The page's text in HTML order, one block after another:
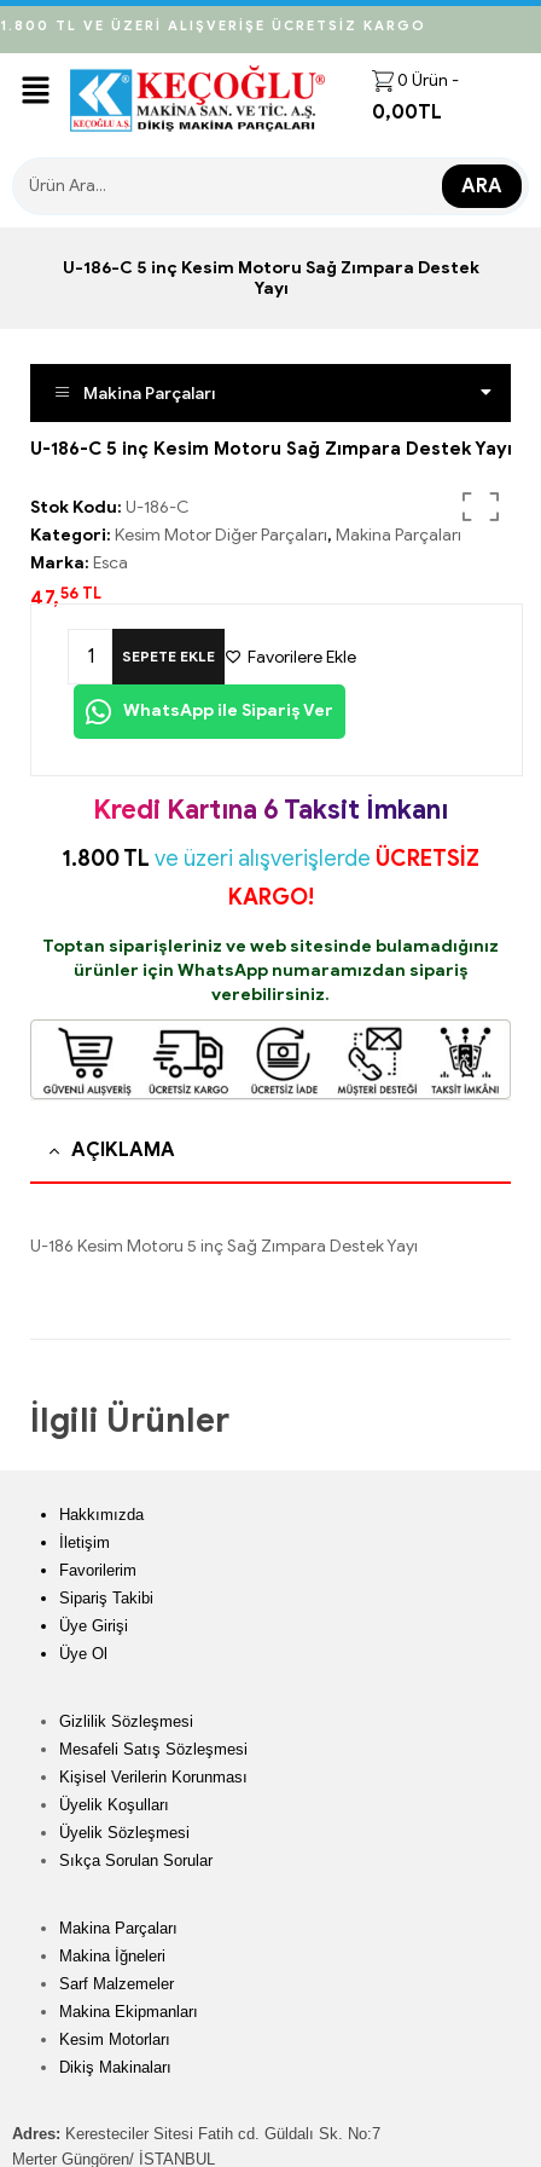
1.800 TL VE ÜZERİ ALIŞVERİŞE ÜCRETSİZ KARGO
0 Ürün -
0,00TL
ARA
U-186-C 5 inç Kesim Motoru Sağ Zımpara Destek
Yayı
Makina Parçaları
U-186-C 5 inç Kesim Motoru Sağ Zımpara Destek Yayı
Stok Kodu: U-186-C
Kategori: Kesim Motor Diğer Parçaları, Makina Parçaları
Marka: Esca
47,56 TL
SEPETE EKLE Favorilere Ekle
WhatsApp ile Sipariş Ver
Kredi Kartına 6 Taksit İmkanı
1.800 TL ve üzeri alışverişlerde ÜCRETSİZ
KARGO!
Toptan siparişleriniz ve web sitesinde bulamadığınız
ürünler için WhatsApp numaramızdan sipariş
verebilirsiniz.
AÇIKLAMA
U-186 Kesim Motoru 5 inç Sağ Zımpara Destek Yayı
İlgili Ürünler
Hakkımızda
İletişim
Favorilerim
Sipariş Takibi
Üye Girişi
Üye Ol
Gizlilik Sözleşmesi
Mesafeli Satış Sözleşmesi
Kişisel Verilerin Korunması
Üyelik Koşulları
Üyelik Sözleşmesi
Sıkça Sorulan Sorular
Makina Parçaları
Makina İğneleri
Sarf Malzemeler
Makina Ekipmanları
Kesim Motorları
Dikiş Makinaları
Adres: Keresteciler Sitesi Fatih cd. Güldalı Sk. No:7
Merter Güngören/ İSTANBUL